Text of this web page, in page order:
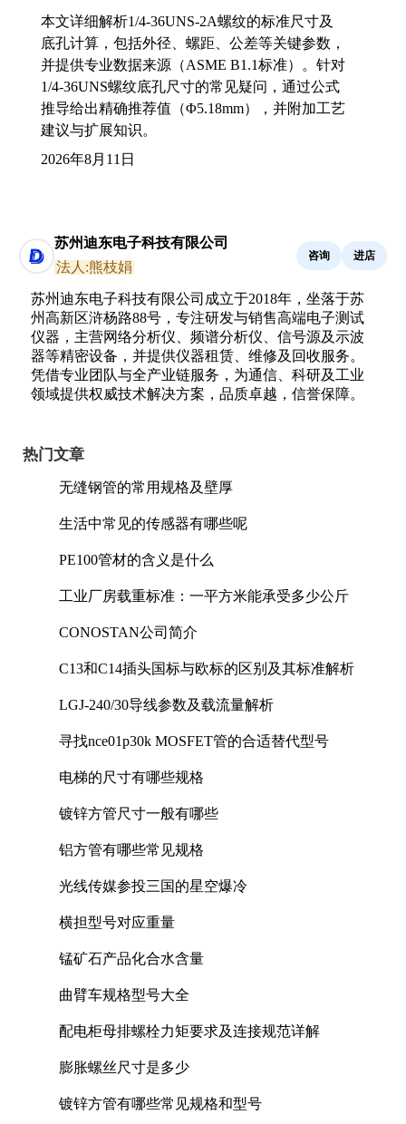
本文详细解析1/4-36UNS-2A螺纹的标准尺寸及
底孔计算，包括外径、螺距、公差等关键参数，
并提供专业数据来源（ASME B1.1标准）。针对
1/4-36UNS螺纹底孔尺寸的常见疑问，通过公式
推导给出精确推荐值（Φ5.18mm），并附加工艺
建议与扩展知识。
2026年8月11日
苏州迪东电子科技有限公司
法人:熊枝娟
咨询 进店
苏州迪东电子科技有限公司成立于2018年，坐落于苏
州高新区浒杨路88号，专注研发与销售高端电子测试
仪器，主营网络分析仪、频谱分析仪、信号源及示波
器等精密设备，并提供仪器租赁、维修及回收服务。
凭借专业团队与全产业链服务，为通信、科研及工业
领域提供权威技术解决方案，品质卓越，信誉保障。
热门文章
无缝钢管的常用规格及壁厚
生活中常见的传感器有哪些呢
PE100管材的含义是什么
工业厂房载重标准：一平方米能承受多少公斤
CONOSTAN公司简介
C13和C14插头国标与欧标的区别及其标准解析
LGJ-240/30导线参数及载流量解析
寻找nce01p30k MOSFET管的合适替代型号
电梯的尺寸有哪些规格
镀锌方管尺寸一般有哪些
铝方管有哪些常见规格
光线传媒参投三国的星空爆冷
横担型号对应重量
锰矿石产品化合水含量
曲臂车规格型号大全
配电柜母排螺栓力矩要求及连接规范详解
膨胀螺丝尺寸是多少
镀锌方管有哪些常见规格和型号